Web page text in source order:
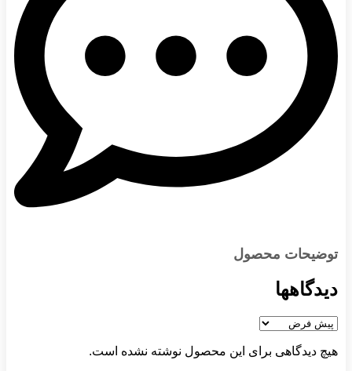
توضیحات محصول
دیدگاهها
هیچ دیدگاهی برای این محصول نوشته نشده است.